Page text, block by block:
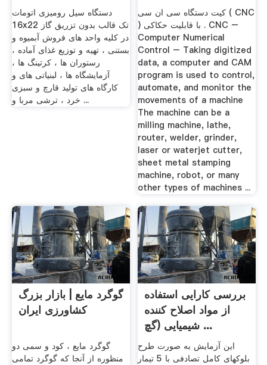
دستگاه سیل رومیزی اتومات
16x22 تک قالب بدون تزریق گاز
در کلیه واحد های فروش آبمیوه و
بستنی ، تهیه و توزیع غذای آماده ،
رستوران ها ، کرتینگ ها ،
آزمایشگاه ها ، لبنیاتی های و
کارگاه های تولید قارچ و سبزی
خرد ، ترشی مربا و ...
کیت دستگاه سی ان سی ( CNC
) با قابلیت حکاکی . CNC –
Computer Numerical
Control – Taking digitized
data, a computer and CAM
program is used to control,
automate, and monitor the
movements of a machine
The machine can be a
milling machine, lathe,
router, welder, grinder,
laser or waterjet cutter,
sheet metal stamping
machine, robot, or many
other types of machines ...
گوگرد مایع | بازار بزرگ
کشاورزی ایران
گوگرد مایع ، کود و سمی دو
منظوره از آنجا که گوگرد تمامی
بررسی کارایی استفاده
از مواد اصلاح کننده
شیمیایی (گچ ...
این آزمایش به صورت طرح
بلوکهای کامل تصادفی با 5 تیمار